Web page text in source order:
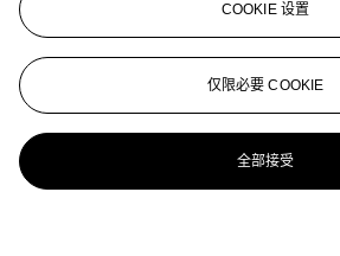
查看全部
查看全部
COOKIE 设置
仅限必要 COOKIE
全部接受